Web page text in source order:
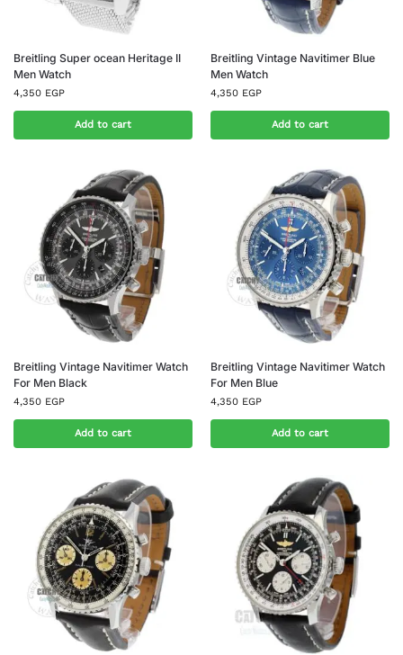
Breitling Super ocean Heritage II
Men Watch
4,350 EGP
Add to cart
Breitling Vintage Navitimer Blue
Men Watch
4,350 EGP
Add to cart
Breitling Vintage Navitimer Watch
For Men Black
4,350 EGP
Add to cart
Breitling Vintage Navitimer Watch
For Men Blue
4,350 EGP
Add to cart